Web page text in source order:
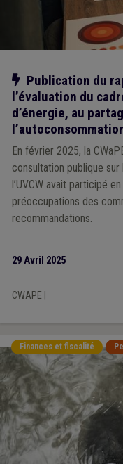
Notre action
Publication du
l’évaluation du
d’énergie, au
En février 2025, la
consultation publique sur
l’UVCW avait participé
préoccupations des
recommandations.
29 Avril 2025
CWAPE
Finances et fiscalité